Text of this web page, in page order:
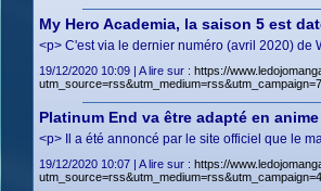
My Hero Academia, la saison 5 est
<p> C'est via le dernier numéro (avril 2020) de
19/12/2020 10:09 | A lire sur : https://
Platinum End va être adapté en anime
<p> Il a été annoncé par le site officiel que le
19/12/2020 10:07 | A lire sur : https://